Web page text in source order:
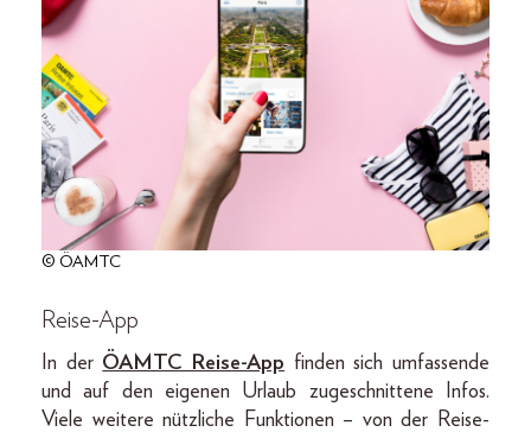
© ÖAMTC
Reise-App
In der ÖAMTC Reise-App finden sich umfassende
und auf den eigenen Urlaub zugeschnittene Infos.
Viele weitere nützliche Funktionen – von der Reise-